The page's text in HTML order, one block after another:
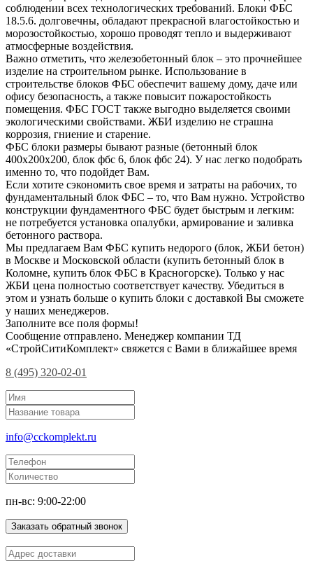
соблюдении всех технологических требований. Блоки ФБС
18.5.6. долговечны, обладают прекрасной влагостойкостью и
морозостойкостью, хорошо проводят тепло и выдерживают
атмосферные воздействия.
Важно отметить, что железобетонный блок – это прочнейшее
изделие на строительном рынке. Использование в
строительстве блоков ФБС обеспечит вашему дому, даче или
офису безопасность, а также повысит пожаростойкость
помещения. ФБС ГОСТ также выгодно выделяется своими
экологическими свойствами. ЖБИ изделию не страшна
коррозия, гниение и старение.
ФБС блоки размеры бывают разные (бетонный блок
400х200х200, блок фбс 6, блок фбс 24). У нас легко подобрать
именно то, что подойдет Вам.
Если хотите сэкономить свое время и затраты на рабочих, то
фундаментальный блок ФБС – то, что Вам нужно. Устройство
конструкции фундаментного ФБС будет быстрым и легким:
не потребуется установка опалубки, армирование и заливка
бетонного раствора.
Мы предлагаем Вам ФБС купить недорого (блок, ЖБИ бетон)
в Москве и Московской области (купить бетонный блок в
Коломне, купить блок ФБС в Красногорске). Только у нас
ЖБИ цена полностью соответствует качеству. Убедиться в
этом и узнать больше о купить блоки с доставкой Вы сможете
у наших менеджеров.
Заполните все поля формы!
Сообщение отправлено. Менеджер компании ТД
«СтройСитиКомплект» свяжется с Вами в ближайшее время
8 (495) 320-02-01
info@cckomplekt.ru
пн-вс: 9:00-22:00
Заказать обратный звонок